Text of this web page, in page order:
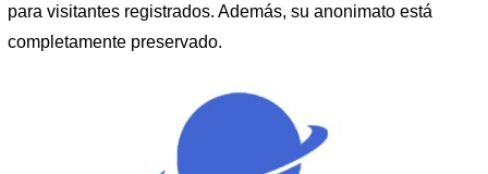
para visitantes registrados. Además, su anonimato está
completamente preservado.